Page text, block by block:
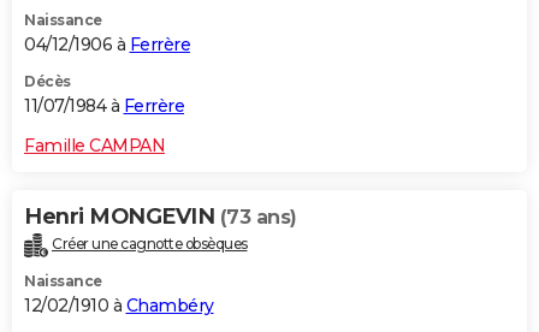
Naissance
04/12/1906 à Ferrère
Décès
11/07/1984 à Ferrère
Famille CAMPAN
Henri MONGEVIN (73 ans)
Créer une cagnotte obsèques
Naissance
12/02/1910 à Chambéry